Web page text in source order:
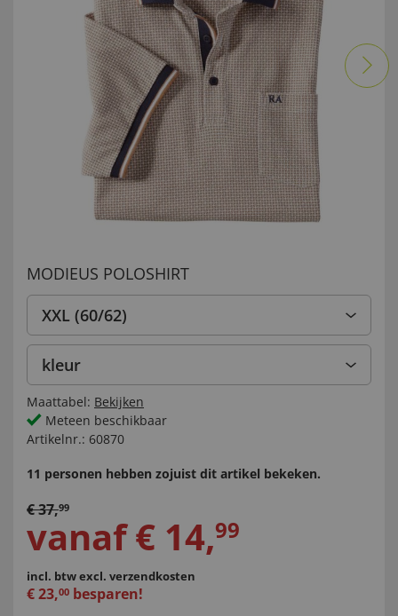
MODIEUS POLOSHIRT
XXL (60/62)
kleur
Maattabel: Bekijken
Meteen beschikbaar
Artikelnr.: 60870
11 personen hebben zojuist dit artikel bekeken.
€37,99
vanaf € 14,99
incl. btwexcl. verzendkosten
€23,00 besparen!